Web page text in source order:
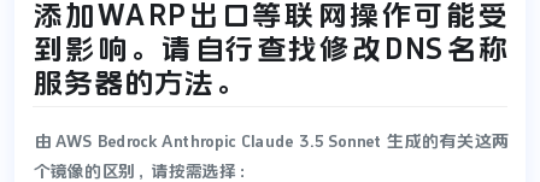
添加WARP出口等联网操作可能受
到影响。请自行查找修改DNS名称
服务器的方法。
由 AWS Bedrock Anthropic Claude 3.5 Sonnet 生成的有关这两
个镜像的区别，请按需选择：